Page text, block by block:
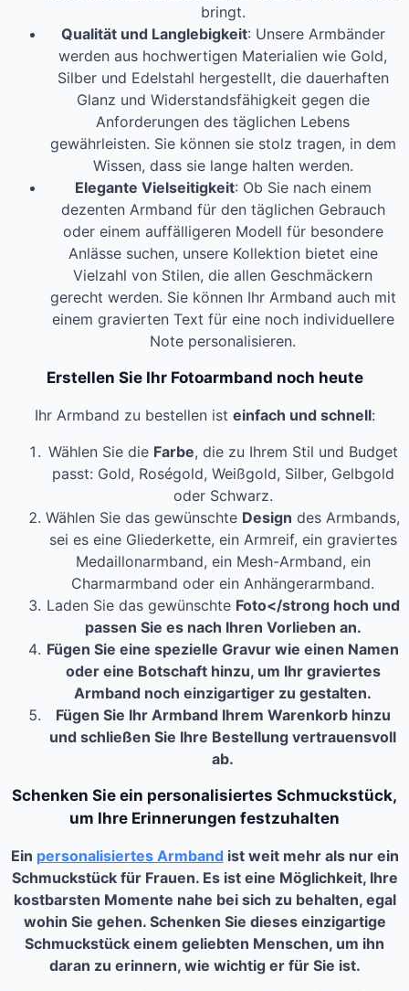
bringt.
Qualität und Langlebigkeit: Unsere Armbänder
werden aus hochwertigen Materialien wie Gold,
Silber und Edelstahl hergestellt, die dauerhaften
Glanz und Widerstandsfähigkeit gegen die
Anforderungen des täglichen Lebens
gewährleisten. Sie können sie stolz tragen, in dem
Wissen, dass sie lange halten werden.
Elegante Vielseitigkeit: Ob Sie nach einem
dezenten Armband für den täglichen Gebrauch
oder einem auffälligeren Modell für besondere
Anlässe suchen, unsere Kollektion bietet eine
Vielzahl von Stilen, die allen Geschmäckern
gerecht werden. Sie können Ihr Armband auch mit
einem gravierten Text für eine noch individuellere
Note personalisieren.
Erstellen Sie Ihr Fotoarmband noch heute
Ihr Armband zu bestellen ist einfach und schnell:
Wählen Sie die Farbe, die zu Ihrem Stil und Budget
passt: Gold, Roségold, Weißgold, Silber, Gelbgold
oder Schwarz.
Wählen Sie das gewünschte Design des Armbands,
sei es eine Gliederkette, ein Armreif, ein graviertes
Medaillonarmband, ein Mesh-Armband, ein
Charmarmband oder ein Anhängerarmband.
Laden Sie das gewünschte Foto</strong hoch und
passen Sie es nach Ihren Vorlieben an.
Fügen Sie eine spezielle Gravur wie einen Namen
oder eine Botschaft hinzu, um Ihr graviertes
Armband noch einzigartiger zu gestalten.
Fügen Sie Ihr Armband Ihrem Warenkorb hinzu
und schließen Sie Ihre Bestellung vertrauensvoll
ab.
Schenken Sie ein personalisiertes Schmuckstück,
um Ihre Erinnerungen festzuhalten
Ein personalisiertes Armbandist weit mehr als nur ein
Schmuckstück für Frauen. Es ist eine Möglichkeit, Ihre
kostbarsten Momente nahe bei sich zu behalten, egal
wohin Sie gehen. Schenken Sie dieses einzigartige
Schmuckstück einem geliebten Menschen, um ihn
daran zu erinnern, wie wichtig er für Sie ist.